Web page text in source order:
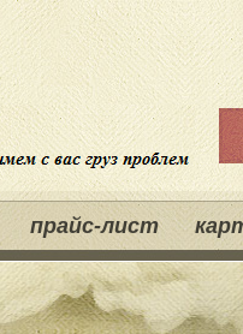
прайс-лист